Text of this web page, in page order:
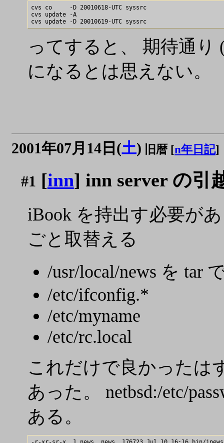
cvs co     -D 20010618-UTC syssrc
cvs update -A
ってすると、 期待通
になるとは思えない。
2001年07月14日(土) 旧暦 [n年日記]
#1 [inn] inn server の引
iBook を持出す必要が
ごと取替える
/usr/local/news を tar
/etc/ifconfig.*
/etc/myname
/etc/rc.local
これだけで良かったは
あった。 netbsd:/etc/
ある。